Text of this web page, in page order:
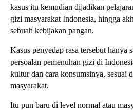
kasus itu kemudian dijadikan
gizi masyarakat Indonesia, hingga
sebuah kebijakan pangan.
Kasus penyedap rasa tersebut hanya
persoalan pemenuhan gizi di
kultur dan cara konsumsinya, sesuai
masyarakat.
Itu pun baru di level normal atau